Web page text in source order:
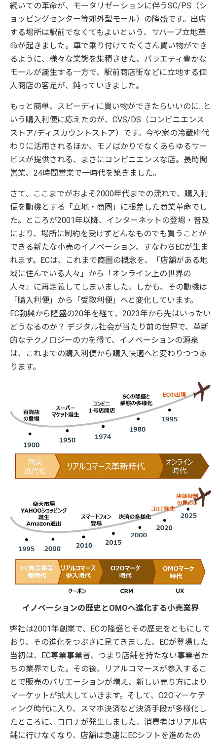
続いての革命が、モータリゼーションに伴うSC/PS（シ
ョッピングセンター等郊外型モール）の隆盛です。出店
する場所は駅前でなくてもよいという、サバーブ立地革
命が起きました。車で乗り付けてたくさん買い物ができ
るように、様々な業態を集積させた、バラエティ豊かな
モールが誕生する一方で、駅前商店街などに立地する個
人商店の客足が、鈍っていきました。
もっと簡単、スピーディに買い物ができたらいいのに...と
いう購入利便に応えたのが、CVS/DS（コンビニエンス
ストア/ディスカウントストア）です。今や家の冷蔵庫代
わりに活用されるほか、モノばかりでなくあらゆるサー
ビスが提供される、まさにコンビニエンスな店。長時間
営業、24時間営業で一時代を築きました。
さて、ここまでがおよそ2000年代までの流れで、購入利
便を動機とする「立地・商圏」に根差した商業革命でし
た。ところが2001年以降、インターネットの登場・普及
により、場所に制約を受けずどんなものでも買うことが
できる新たな小売のイノベーション、すなわちECが生ま
れます。ECは、これまで商圏の概念を、「店舗がある地
域に住んでいる人々」から「オンライン上の世界の
人々」に再定義してしまいました。しかも、その動機は
「購入利便」から「受取利便」へと変化しています。
EC勃興から隆盛の20年を経て、2023年から先はいったい
どうなるのか？ デジタル社会が当たり前の世界で、革新
的なテクノロジーの力を得て、イノベーションの源泉
は、これまでの購入利便から購入快適へと変わりつつあ
ります。
イノベーションの歴史とOMOへ進化する小売業界
弊社は2001年創業で、ECの隆盛とその歴史をともにして
おり、その進化をつぶさに見てきました。ECが登場した
当初は、EC専業事業者、つまり店舗を持たない事業者た
ちの業界でした。その後、リアルコマースが参入するこ
とで販売のバリエーションが増え、新しい売り方により
マーケットが拡大していきます。そして、O2Oマーケテ
ィング時代に入り、スマホ決済など決済手段が多様化し
たところに、コロナが発生しました。消費者はリアル店
舗に行けなくなり、店舗は急速にECシフトを進めたの